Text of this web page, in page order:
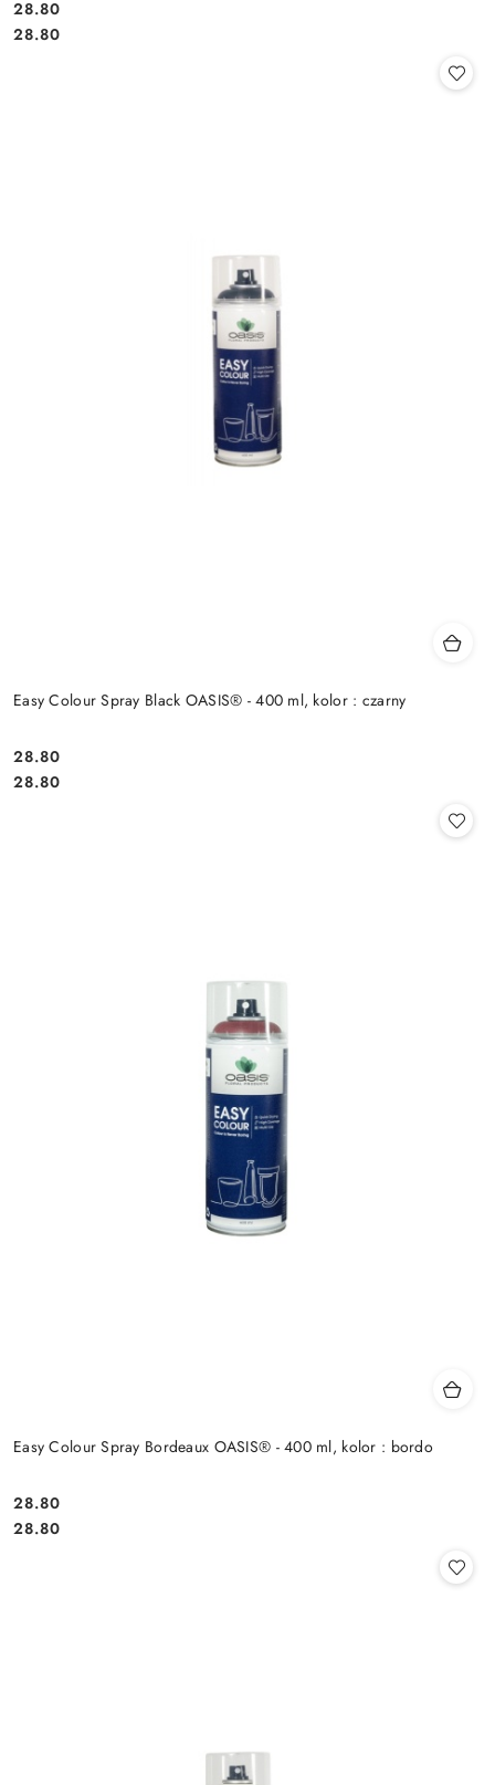
Cena:
28.80
Cena:
28.80
Easy Colour Spray Black OASIS® - 400 ml, kolor : czarny
Cena:
28.80
Cena:
28.80
Easy Colour Spray Bordeaux OASIS® - 400 ml, kolor : bordo
Cena:
28.80
Cena:
28.80